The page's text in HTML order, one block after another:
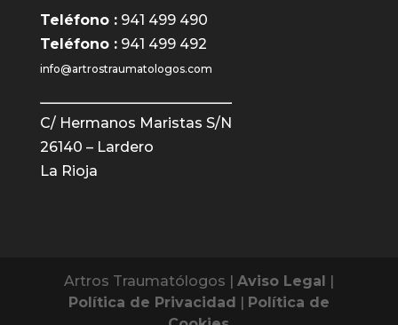
Teléfono :941 499 490
Teléfono :941 499 492
info@artrostraumatologos.com
C/ Hermanos Maristas S/N
26140 – Lardero
La Rioja
Artros Traumatólogos | Aviso Legal |
Política de Privacidad | Política de